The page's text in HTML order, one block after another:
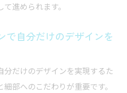
進められます。
で自分だけのデザインを
分だけのデザインを実現するた
部へのこだわりが重要です。